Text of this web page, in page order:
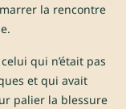
la rencontre
qui n’était pas
et qui avait
palier la blessure